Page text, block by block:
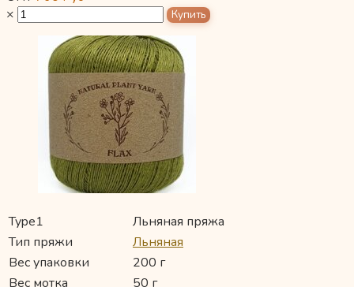
×
Type1
Льняная пряжа
Тип пряжи
Льняная
Вес упаковки
200 г
Вес мотка
50 г